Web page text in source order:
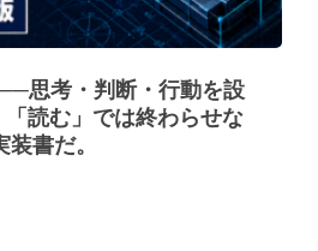
思考・判断・行動を設
読む」では終わらせな
書だ。